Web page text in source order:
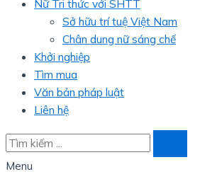
Nữ Tri thức với SHTT
Sở hữu trí tuệ Việt Nam
Chân dung nữ sáng chế
Khởi nghiệp
Tìm mua
Văn bản pháp luật
Liên hệ
Menu